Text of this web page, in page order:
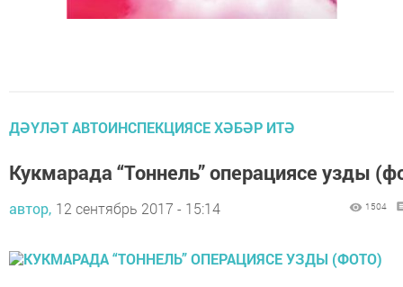
ДӘҮЛӘТ АВТОИНСПЕКЦИЯСЕ ХӘБӘР ИТӘ
Кукмарада “Тоннель” операциясе узды
автор, 12 сентябрь 2017 - 15:14 1504